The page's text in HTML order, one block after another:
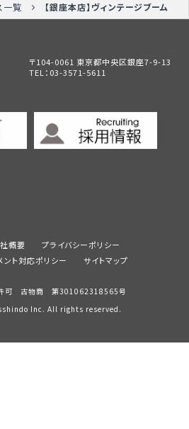
一覧 【銀座本店】ヴィンテージブーム
〒104-0061 東京都中央区銀座7-9-13
TEL： 03-3571-5611
概要
プライバシーポリシー
ント対応ポリシー
サイトマップ
許可 古物商 第301062318565号
Inc. All rights reserved.